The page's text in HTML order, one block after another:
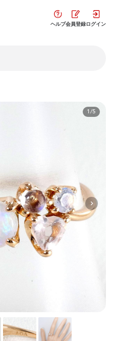
ヘルプ会員登録ログイン
1/5